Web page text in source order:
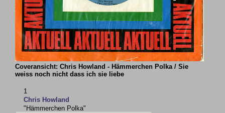
Coveransicht: Chris Howland - Hämmerchen Polka / Sie
weiss noch nicht dass ich sie liebe
1
Chris Howland
"Hämmerchen Polka"